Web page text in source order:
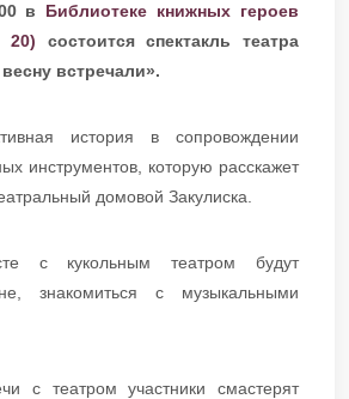
в Библиотеке книжных героев
20) состоится спектакль театра
встречали».
история в сопровождении
инструментов, которую расскажет
домовой Закулиска.
с кукольным театром будут
знакомиться с музыкальными
с театром участники смастерят